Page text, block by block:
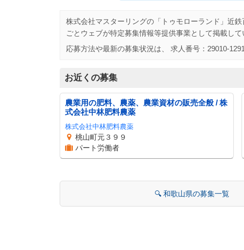
株式会社マスターリングの「トゥモローランド」近
ごとウェブが特定募集情報等提供事業として掲載して
応募方法や最新の募集状況は、 求人番号： 29010-
お近くの募集
農業用の肥料、農薬、農業資材の販売全般 / 株
式会社中林肥料農薬
株式会社中林肥料農薬
桃山町元３９９
パート労働者
🔍 和歌山県の募集一覧